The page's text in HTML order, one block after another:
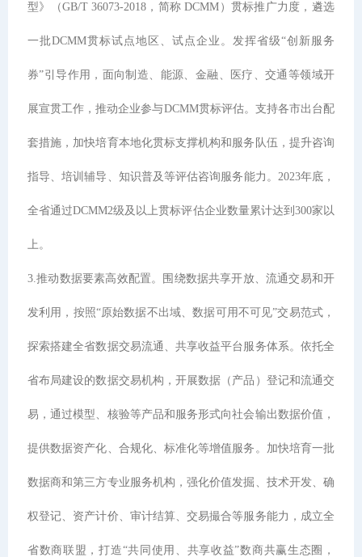
型》（GB/T 36073-2018，简称 DCMM）贯标推广力度，遴选
一批DCMM贯标试点地区、试点企业。发挥省级“创新服务
券”引导作用，面向制造、能源、金融、医疗、交通等领域开
展宣贯工作，推动企业参与DCMM贯标评估。支持各市出台配
套措施，加快培育本地化贯标支撑机构和服务队伍，提升咨询
指导、培训辅导、知识普及等评估咨询服务能力。2023年底，
全省通过DCMM2级及以上贯标评估企业数量累计达到300家以
上。
3.推动数据要素高效配置。围绕数据共享开放、流通交易和开
发利用，按照“原始数据不出域、数据可用不可见”交易范式，
探索搭建全省数据交易流通、共享收益平台服务体系。依托全
省布局建设的数据交易机构，开展数据（产品）登记和流通交
易，通过模型、核验等产品和服务形式向社会输出数据价值，
提供数据资产化、合规化、标准化等增值服务。加快培育一批
数据商和第三方专业服务机构，强化价值发掘、技术开发、确
权登记、资产计价、审计结算、交易撮合等服务能力，成立全
省数商联盟，打造“共同使用、共享收益”数商共赢生态圈，